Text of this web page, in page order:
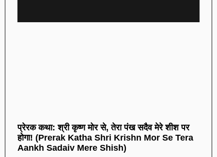
प्रेरक कथा: श्री कृष्ण मोर से, तेरा पंख सदैव मेरे शीश पर
होगा! (Prerak Katha Shri Krishn Mor Se Tera
Aankh Sadaiv Mere Shish)